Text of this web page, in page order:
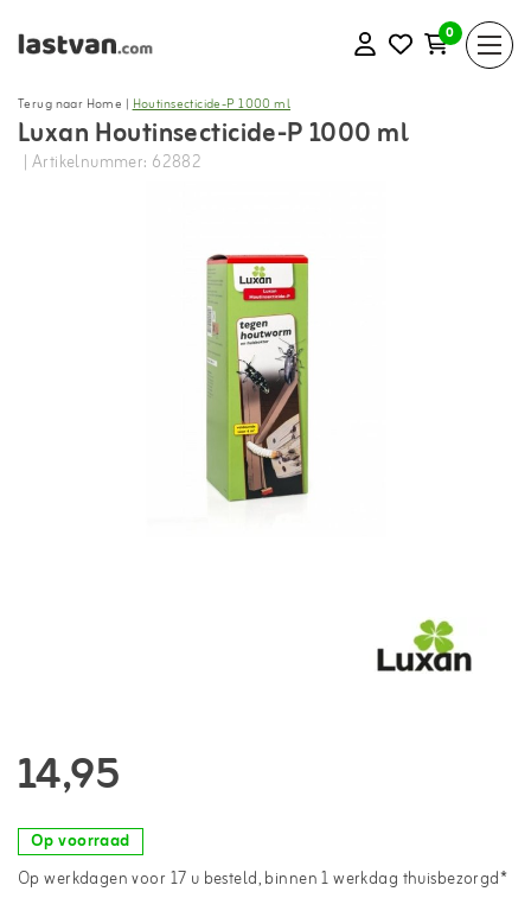
0
Terug naar Home |Houtinsecticide-P 1000 ml
Luxan Houtinsecticide-P 1000 ml
| Artikelnummer: 62882
14,95
Op voorraad
Op werkdagen voor 17 u besteld, binnen 1 werkdag thuisbezorgd*